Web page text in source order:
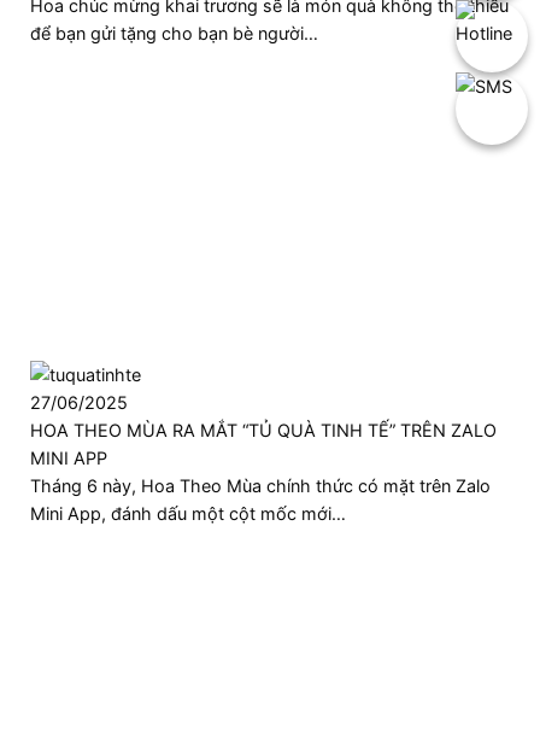
Hoa chúc mừng khai trương sẽ là món quà không thể thiếu
để bạn gửi tặng cho bạn bè người…
27/06/2025
HOA THEO MÙA RA MẮT “TỦ QUÀ TINH TẾ” TRÊN ZALO
MINI APP
Tháng 6 này, Hoa Theo Mùa chính thức có mặt trên Zalo
Mini App, đánh dấu một cột mốc mới…